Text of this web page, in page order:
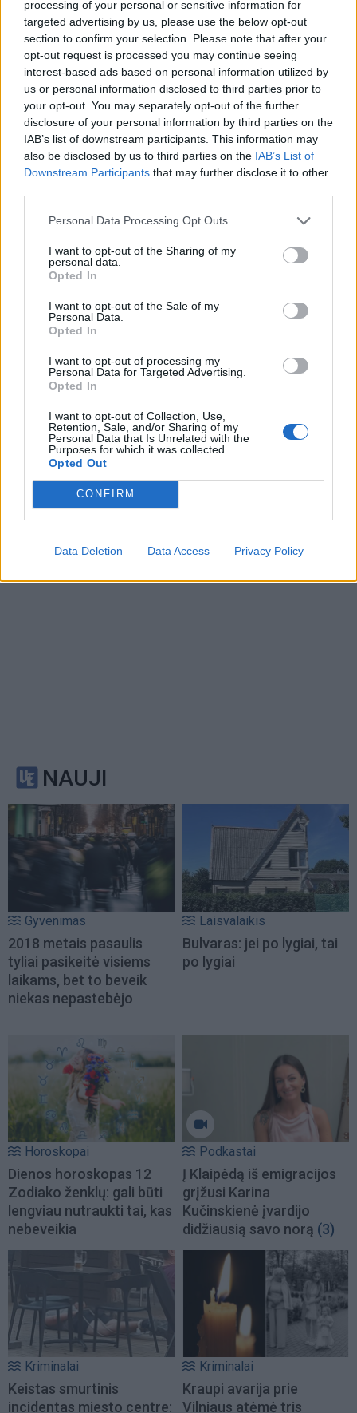
processing of your personal or sensitive information for
targeted advertising by us, please use the below opt-out
section to confirm your selection. Please note that after your
opt-out request is processed you may continue seeing
interest-based ads based on personal information utilized by
us or personal information disclosed to third parties prior to
your opt-out. You may separately opt-out of the further
disclosure of your personal information by third parties on the
IAB’s list of downstream participants. This information may
also be disclosed by us to third parties on the IAB’s List of
Downstream Participants that may further disclose it to other
Personal Data Processing Opt Outs
I want to opt-out of the Sharing of my
personal data.
Opted In
I want to opt-out of the Sale of my
Personal Data.
Opted In
I want to opt-out of processing my
Personal Data for Targeted Advertising.
Opted In
I want to opt-out of Collection, Use,
Retention, Sale, and/or Sharing of my
Personal Data that Is Unrelated with the
Purposes for which it was collected.
Opted Out
CONFIRM
Data Deletion Data Access Privacy Policy
keturios meninės patirtys
- viena bendrystės istorija
ką būtina žinoti prieš
pasirenkant antis
bėgikes?(2)
išplėstinės praktikos
slaugytojai
nei 1600 metų: Anglijoje
aptikta unikali romėnų
Ingos Valinskienės 60-
metis – kupinas
ekstremalių patirčių:
Arūnas papasakojo, kuo
nustebino žmoną
Mirė filme „Žmogus
voras“ sužibėjusi aktorė
NAUJI
Gyvenimas
2018 metais pasaulis
tyliai pasikeitė visiems
laikams, bet to beveik
niekas nepastebėjo
Laisvalaikis
Bulvaras: jei po lygiai, tai
po lygiai
Horoskopai
Dienos horoskopas 12
Zodiako ženklų: gali būti
lengviau nutraukti tai, kas
nebeveikia
Podkastai
Į Klaipėdą iš emigracijos
grįžusi Karina
Kučinskienė įvardijo
didžiausią savo norą (3)
Kriminalai
Keistas smurtinis
incidentas miesto centre:
Kriminalai
Kraupi avarija prie
Vilniaus atėmė tris